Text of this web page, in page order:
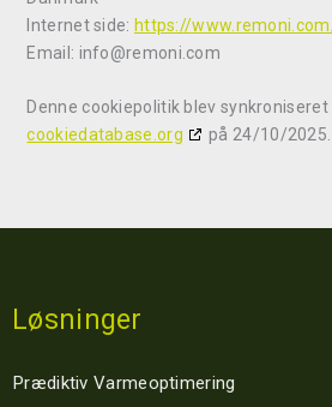
Internet side: https://
Email: info@remoni.com
Denne cookiepolitik blev synkroniseret
cookiedatabase.org
på 24/10/2025.
Løsninger
Prædiktiv Varmeoptimering